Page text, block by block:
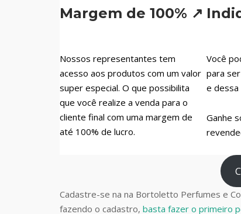
Margem de 100% ↗
Nossos representantes tem
acesso aos produtos com um valor
super especial. O que possibilita
que você realize a venda para o
cliente final com uma margem de
até 100% de lucro.
Você
para
e dessa
Ganhe
Cadastre-se na na Bortoletto Perfumes e
fazendo o cadastro, basta fazer o primeiro